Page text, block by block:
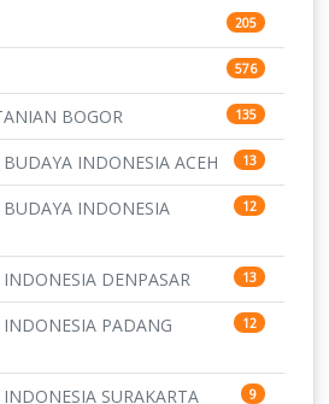
205
576
BOGOR 135
INDONESIA ACEH 13
INDONESIA
12
DENPASAR 13
PADANG
12
SURAKARTA 9